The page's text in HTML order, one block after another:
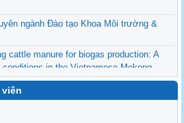
ngành Đào tạo Khoa Môi trường &
cattle manure for biogas production: A
in the Vietnamese Mekong
farming systems in the Vietnamese